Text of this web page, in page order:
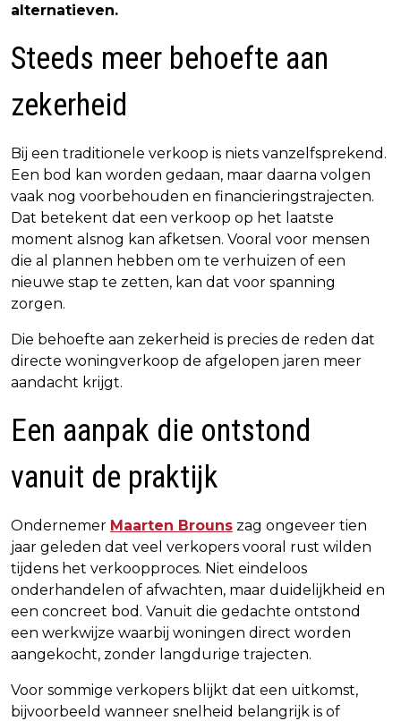
alternatieven.
Steeds meer behoefte aan
zekerheid
Bij een traditionele verkoop is niets vanzelfsprekend.
Een bod kan worden gedaan, maar daarna volgen
vaak nog voorbehouden en financieringstrajecten.
Dat betekent dat een verkoop op het laatste
moment alsnog kan afketsen. Vooral voor mensen
die al plannen hebben om te verhuizen of een
nieuwe stap te zetten, kan dat voor spanning
zorgen.
Die behoefte aan zekerheid is precies de reden dat
directe woningverkoop de afgelopen jaren meer
aandacht krijgt.
Een aanpak die ontstond
vanuit de praktijk
Ondernemer Maarten Brouns zag ongeveer tien
jaar geleden dat veel verkopers vooral rust wilden
tijdens het verkoopproces. Niet eindeloos
onderhandelen of afwachten, maar duidelijkheid en
een concreet bod. Vanuit die gedachte ontstond
een werkwijze waarbij woningen direct worden
aangekocht, zonder langdurige trajecten.
Voor sommige verkopers blijkt dat een uitkomst,
bijvoorbeeld wanneer snelheid belangrijk is of